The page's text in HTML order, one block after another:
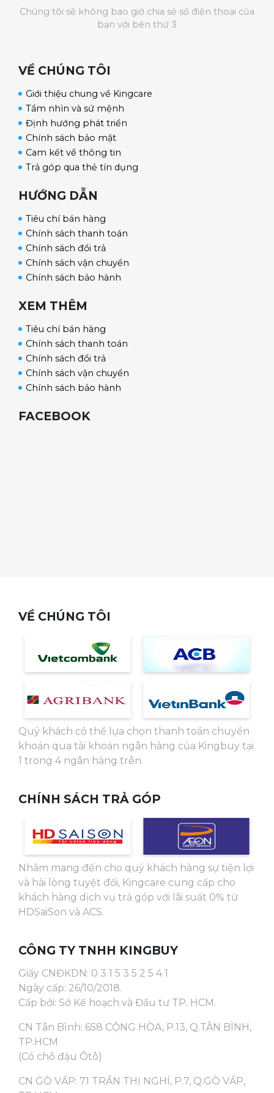
Khay xếp tỏi
3 khay có thể tháo rời được, vệ sinh dễ dàng
Chất liệu nhôm cao cấp không gỉ sét, chống
hao mòn
dàng vào các củ tỏi
Có khung viền cố định tỏi không bị rơi ra khỏi
khay
Trọng lượng tỏi xếp 1 lần tối đa 1.6kg
Lòng nồi rộng với dung tích 5L
Được tráng men chống dính siêu dày, giúp
tỏi không bị khét, dễ lau chùi
Chúng tôi sẽ không bao giờ chia sẻ số điện thoại của
bạn với bên thứ 3
VỀ CHÚNG TÔI
Giới thiệu chung về Kingcare
Tầm nhìn và sứ mệnh
Định hướng phát triển
Chính sách bảo mật
Cam kết về thông tin
Trả góp qua thẻ tín dụng
HƯỚNG DẪN
Tiêu chí bán hàng
Chính sách thanh toán
Chính sách đổi trả
Chính sách vận chuyển
Chính sách bảo hành
XEM THÊM
Tiêu chí bán hàng
Chính sách thanh toán
Chính sách đổi trả
Chính sách vận chuyển
Chính sách bảo hành
FACEBOOK
VỀ CHÚNG TÔI
Quý khách có thể lựa chọn thanh toán chuyển
khoản qua tài khoản ngân hàng của Kingbuy tại
1 trong 4 ngân hàng trên.
CHÍNH SÁCH TRẢ GÓP
Nhằm mang đến cho quý khách hàng sự tiện lợi
và hài lòng tuyệt đối, Kingcare cung cấp cho
khách hàng dịch vụ trả góp với lãi suất 0% từ
HDSaiSon và ACS.
CÔNG TY TNHH KINGBUY
Giấy CNĐKDN: 0 3 1 5 3 5 2 5 4 1
Ngày cấp: 26/10/2018.
Cấp bởi: Sở Kế hoạch và Đầu tư TP. HCM.
CN Tân Bình: 658 CỘNG HÒA, P.13, Q.TÂN BÌNH,
TP.HCM
(Có chỗ đậu Ôtô)
CN GÒ VẤP: 71 TRẦN THỊ NGHỈ, P.7, Q.GÒ VẤP,